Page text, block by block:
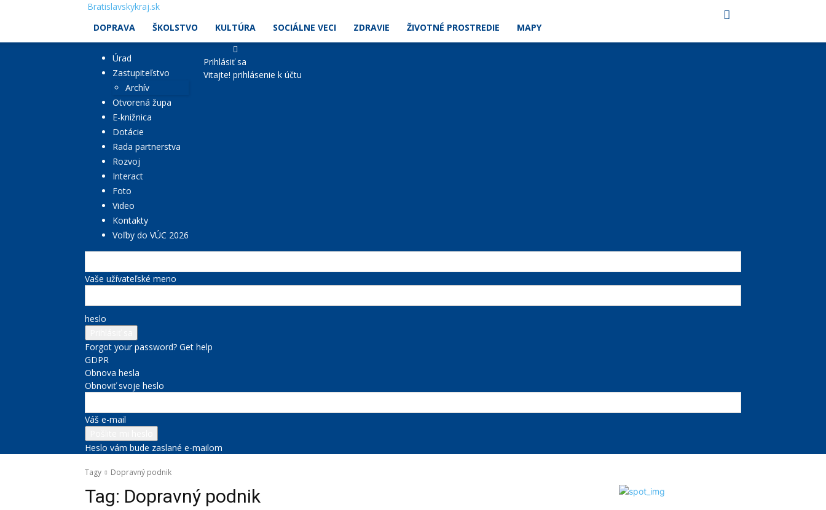
Bratislavskykraj.sk
DOPRAVA
ŠKOLSTVO KULTÚRA SOCIÁLNE VECI ZDRAVIE ŽIVOTNÉ PROSTREDIE MAPY
Úrad
Zastupiteľstvo
Archív
Otvorená župa
E-knižnica
Dotácie
Rada partnerstva
Rozvoj
Interact
Foto
Video
Kontakty
Voľby do VÚC 2026
Prihlásiť sa
Vitajte! prihlásenie k účtu
Vaše užívateľské meno
heslo
Forgot your password? Get help
GDPR
Obnova hesla
Obnoviť svoje heslo
Váš e-mail
Heslo vám bude zaslané e-mailom
Tagy Dopravný podnik
Tag: Dopravný podnik